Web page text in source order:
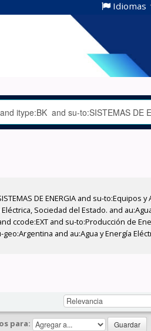
Idiomas
DE ENERGIA and su-to:Equipos y
Sociedad del Estado. and
ccode:EXT and su-to:Producción de
and au:Agua y Energía
para: